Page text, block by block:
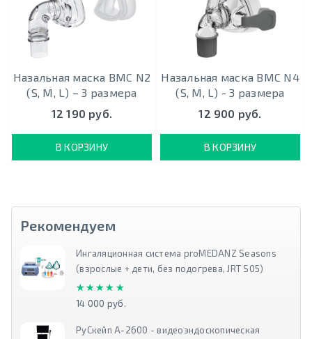
Назальная маска BMC N2
(S, M, L) – 3 размера
12 190 руб.
В КОРЗИНУ
Назальная маска BMC N4
(S, M, L) - 3 размера
12 900 руб.
В КОРЗИНУ
Рекомендуем
Ингаляционная система proMEDANZ Seasons
(взрослые + дети, без подогрева, JRT S05)
★★★★★
★★★★★
14 000 руб.
РуСкейп А-2600 - видеоэндоскопическая